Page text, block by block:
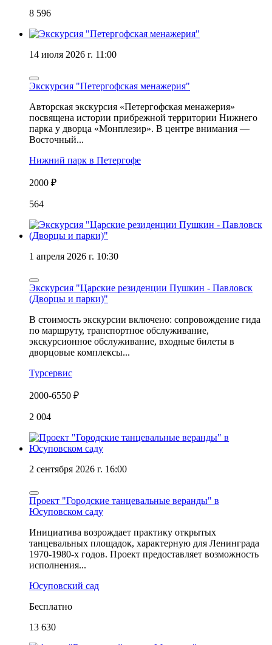
8 596
14 июля 2026 г. 11:00
Экскурсия "Петергофская менажерия"
Авторская экскурсия «Петергофская менажерия»
посвящена истории прибрежной территории Нижнего
парка у дворца «Монплезир». В центре внимания —
Восточный...
Нижний парк в Петергофе
2000 ₽
564
1 апреля 2026 г. 10:30
Экскурсия "Царские резиденции Пушкин - Павловск
(Дворцы и парки)"
В стоимость экскурсии включено: сопровождение гида
по маршруту, транспортное обслуживание,
экскурсионное обслуживание, входные билеты в
дворцовые комплексы...
Турсервис
2000-6550 ₽
2 004
2 сентября 2026 г. 16:00
Проект "Городские танцевальные веранды" в
Юсуповском саду
Инициатива возрождает практику открытых
танцевальных площадок, характерную для Ленинграда
1970-1980-х годов. Проект предоставляет возможность
исполнения...
Юсуповский сад
Бесплатно
13 630